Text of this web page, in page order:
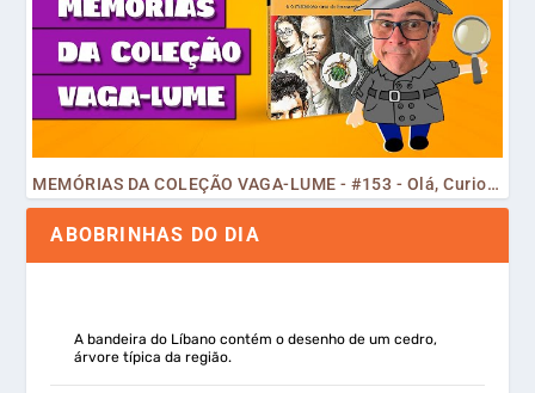
MEMÓRIAS DA COLEÇÃO VAGA-LUME - #153 - Olá, Curiosos! 2023
ABOBRINHAS DO DIA
A bandeira do Líbano contém o desenho de um cedro,
árvore típica da região.